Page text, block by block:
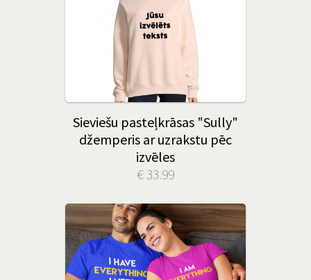
Sieviešu pasteļkrāsas "Sully"
džemperis ar uzrakstu pēc
izvēles
€ 33.99